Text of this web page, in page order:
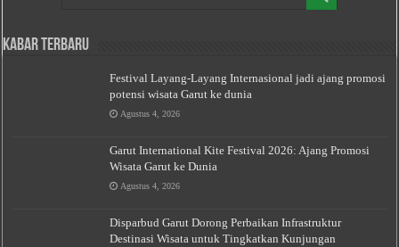
Kabar Terbaru
Festival Layang-Layang Internasional jadi ajang promosi
potensi wisata Garut ke dunia
Agustus 4, 2026
Garut International Kite Festival 2026: Ajang Promosi
Wisata Garut ke Dunia
Agustus 4, 2026
Disparbud Garut Dorong Perbaikan Infrastruktur
Destinasi Wisata untuk Tingkatkan Kunjungan